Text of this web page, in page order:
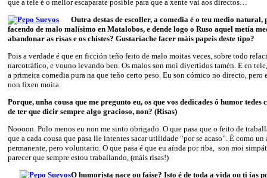
que a tele é o mellor escaparate posible para que a xente vai aos directos…
Outra destas de escoller, a comedia é o teu medio natural,
facendo de malo malísimo en Matalobos, e dende logo o Ruso aquel metía
abandonar as risas e os chistes? Gustaríache facer máis papeis deste tipo?
Pois a verdade é que en ficción teño feito de malo moitas veces, sobre todo
narcotráfico, e vouno levando ben. Os malos son moi divertidos tamén. E en
a primeira comedia pura na que teño certo peso. Eu son cómico no directo, pero
non fixen moita.
Porque, unha cousa que me pregunto eu, os que vos dedicades ó humor tedes
de ter que dicir sempre algo gracioso, non? (Risas)
Noooon. Polo menos eu non me sinto obrigado. O que pasa que o feito de
que a cada cousa que pasa lle intentes sacar utilidade “por se acaso”. É como un
permanente, pero voluntario. O que pasa é que eu aínda por riba, son moi
parecer que sempre estou traballando, (máis risas!)
O humorista nace ou faise? Isto é de toda a vida ou ti ías